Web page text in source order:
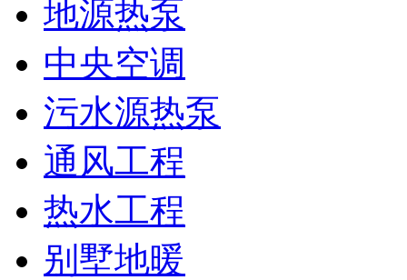
地源热泵
中央空调
污水源热泵
通风工程
热水工程
别墅地暖